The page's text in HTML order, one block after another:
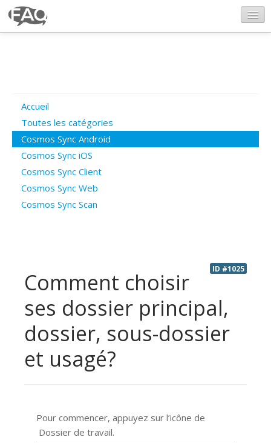
Poser une question
Questions ouvertes
Connexion
Accueil
Toutes les catégories
Cosmos Sync Android
Cosmos Sync iOS
Cosmos Sync Client
Cosmos Sync Web
Cosmos Sync Scan
ID #1025
Comment choisir
ses dossier principal,
dossier, sous-dossier
et usagé?
Pour commencer, appuyez sur l’icône de
Dossier de travail.